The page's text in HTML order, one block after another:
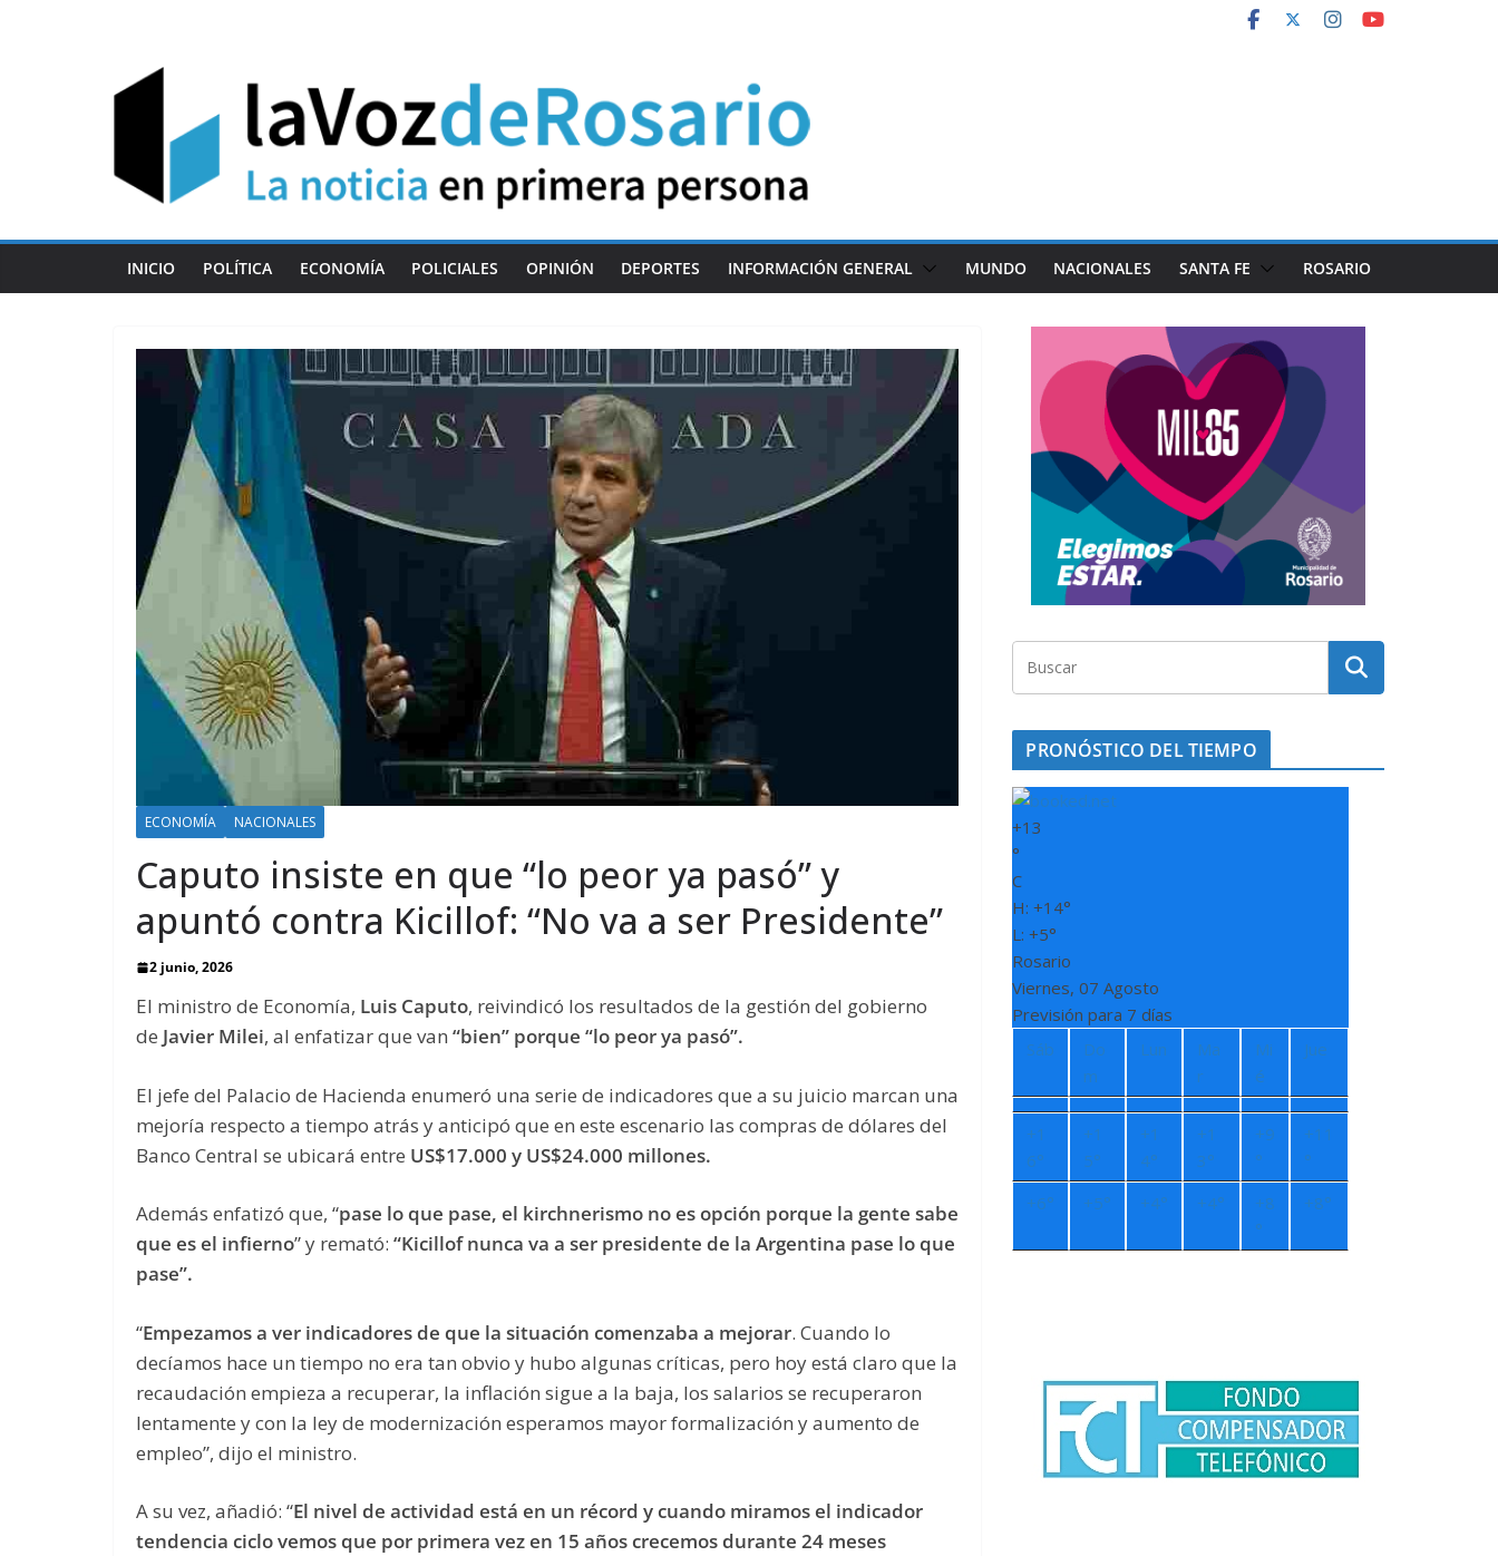
INICIO POLÍTICA ECONOMÍA POLICIALES OPINIÓN DEPORTES INFORMACIÓN GENERAL MUNDO NACIONALES SANTA FE ROSARIO
ECONOMÍA NACIONALES
Caputo insiste en que “lo peor ya pasó” y
apuntó contra Kicillof: “No va a ser Presidente”
2 junio, 2026
El ministro de Economía, Luis Caputo, reivindicó los resultados de la gestión del gobierno
de Javier Milei, al enfatizar que van “bien” porque “lo peor ya pasó”.
El jefe del Palacio de Hacienda enumeró una serie de indicadores que a su juicio marcan una
mejoría respecto a tiempo atrás y anticipó que en este escenario las compras de dólares del
Banco Central se ubicará entre US$17.000 y US$24.000 millones.
Además enfatizó que, “pase lo que pase, el kirchnerismo no es opción porque la gente sabe
que es el infierno” y remató: “Kicillof nunca va a ser presidente de la Argentina pase lo que
pase”.
“Empezamos a ver indicadores de que la situación comenzaba a mejorar. Cuando lo
decíamos hace un tiempo no era tan obvio y hubo algunas críticas, pero hoy está claro que la
recaudación empieza a recuperar, la inflación sigue a la baja, los salarios se recuperaron
lentamente y con la ley de modernización esperamos mayor formalización y aumento de
empleo”, dijo el ministro.
A su vez, añadió: “El nivel de actividad está en un récord y cuando miramos el indicador
tendencia ciclo vemos que por primera vez en 15 años crecemos durante 24 meses
PRONÓSTICO DEL TIEMPO
+13
°
C
H:+14°
L:+5°
Rosario
Viernes, 07 Agosto
Previsión para 7 días
Sáb
Do
m
Lun
Ma
r
Mi
é
Jue
+1
6°
+1
5°
+1
4°
+1
3°
+9
°
+11
°
+6° +5° +4° +4° +8
°
+8°